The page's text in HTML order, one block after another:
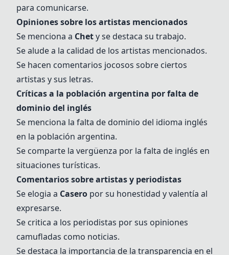
para comunicarse.
Opiniones sobre los artistas mencionados
Se menciona a Chety se destaca su trabajo.
Se alude a la calidad de los artistas mencionados.
Se hacen comentarios jocosos sobre ciertos
artistas y sus letras.
Críticas a la población argentina por falta de
dominio del inglés
Se menciona la falta de dominio del idioma inglés
en la población argentina.
Se comparte la vergüenza por la falta de inglés en
situaciones turísticas.
Comentarios sobre artistas y periodistas
Se elogia a Casero por su honestidad y valentía al
expresarse.
Se critica a los periodistas por sus opiniones
camufladas como noticias.
Se destaca la importancia de la transparencia en el